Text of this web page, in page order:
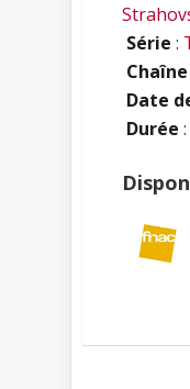
Série :
Date
Durée